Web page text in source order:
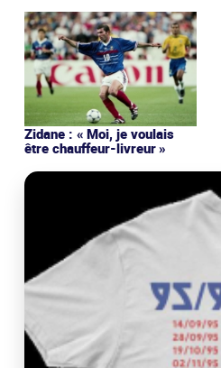
Zidane : « Moi, je voulais
être chauffeur-livreur »